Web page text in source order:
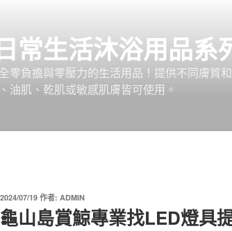
常生活沐浴用品系
零負擔與零壓力的生活用品！提供不同膚質
油肌、乾肌或敏感肌膚皆可使用。
發
佈
於
2024/07/19 作者: ADMIN
龜山島賞鯨專業找LED燈具